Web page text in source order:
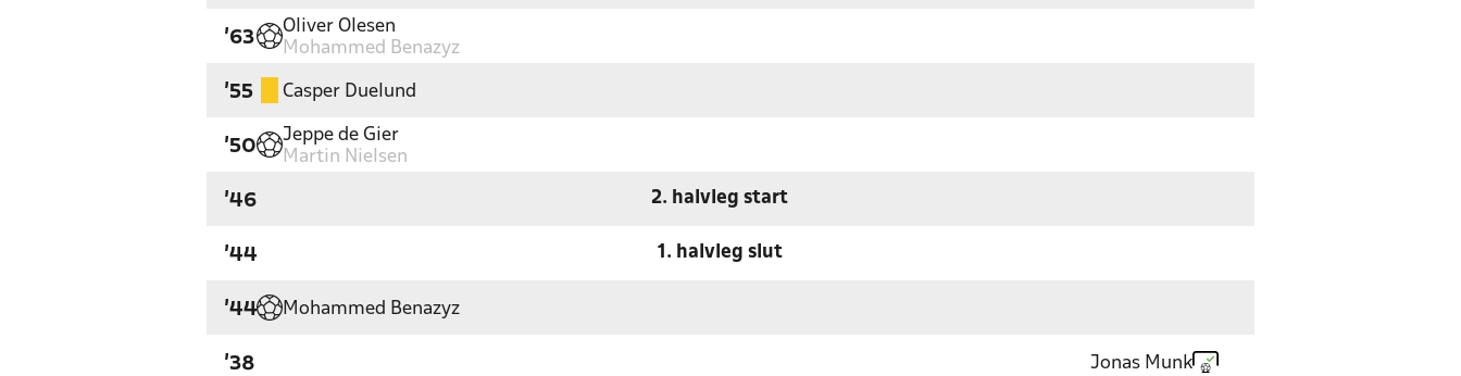
'63
Oliver Olesen
Mohammed Benazyz
'55 Casper Duelund
'50
Jeppe de Gier
Martin Nielsen
'46 2. halvleg start
'44 1. halvleg slut
'44 Mohammed Benazyz
'38 Jonas Munk